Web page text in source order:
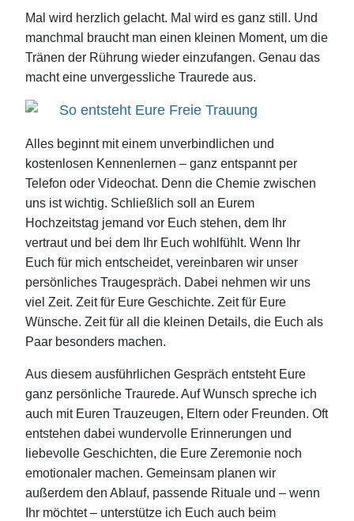
Mal wird herzlich gelacht. Mal wird es ganz still. Und
manchmal braucht man einen kleinen Moment, um die
Tränen der Rührung wieder einzufangen. Genau das
macht eine unvergessliche Traurede aus.
So entsteht Eure Freie Trauung
Alles beginnt mit einem unverbindlichen und
kostenlosen Kennenlernen – ganz entspannt per
Telefon oder Videochat. Denn die Chemie zwischen
uns ist wichtig. Schließlich soll an Eurem
Hochzeitstag jemand vor Euch stehen, dem Ihr
vertraut und bei dem Ihr Euch wohlfühlt. Wenn Ihr
Euch für mich entscheidet, vereinbaren wir unser
persönliches Traugespräch. Dabei nehmen wir uns
viel Zeit. Zeit für Eure Geschichte. Zeit für Eure
Wünsche. Zeit für all die kleinen Details, die Euch als
Paar besonders machen.
Aus diesem ausführlichen Gespräch entsteht Eure
ganz persönliche Traurede. Auf Wunsch spreche ich
auch mit Euren Trauzeugen, Eltern oder Freunden. Oft
entstehen dabei wundervolle Erinnerungen und
liebevolle Geschichten, die Eure Zeremonie noch
emotionaler machen. Gemeinsam planen wir
außerdem den Ablauf, passende Rituale und – wenn
Ihr möchtet – unterstütze ich Euch auch beim